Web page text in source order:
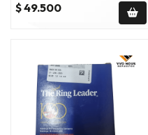
$ 49.500